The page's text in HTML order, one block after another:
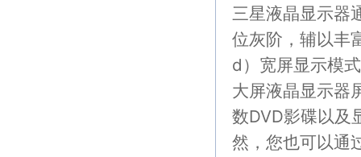
三星液晶显示器
位灰阶，辅以丰
d）宽屏显示模式
大屏液晶显示器
数DVD影碟以及
然，您也可以通